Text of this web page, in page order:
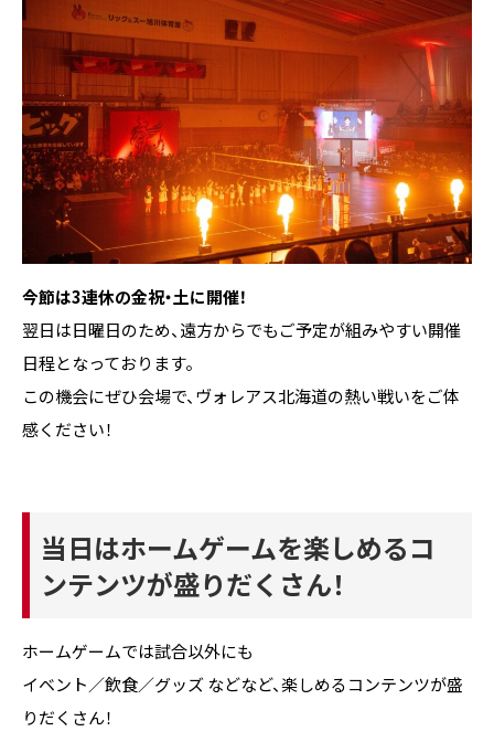
今節は3連休の金祝・土に開催！
翌日は日曜日のため、遠方からでもご予定が組みやすい開催
日程となっております。
この機会にぜひ会場で、ヴォレアス北海道の熱い戦いをご体
感ください！
当日はホームゲームを楽しめるコ
ンテンツが盛りだくさん！
ホームゲームでは試合以外にも
イベント／飲食／グッズ などなど、楽しめるコンテンツが盛
りだくさん！